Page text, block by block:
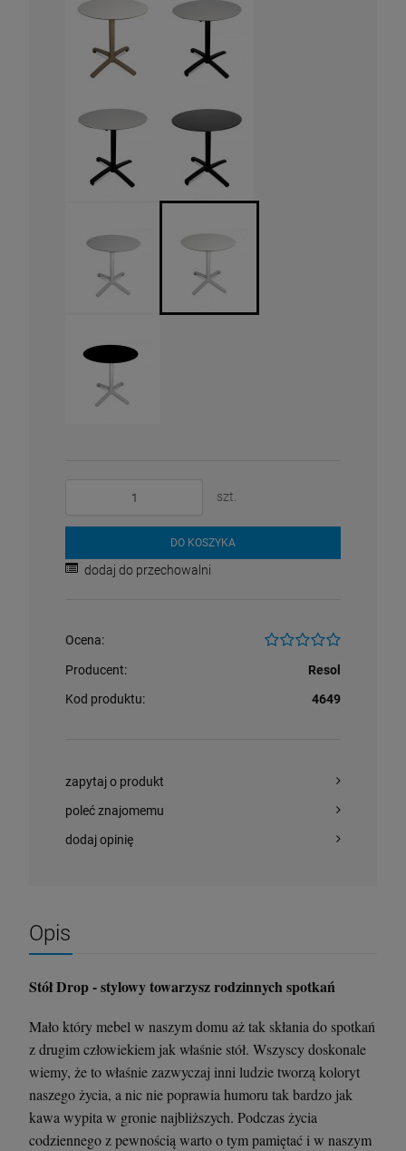
379,00 zł
397,00 zł
szt.
DO KOSZYKA
dodaj do przechowalni
Ocena:
Producent:
Resol
Kod produktu:
4649
zapytaj o produkt
poleć znajomemu
dodaj opinię
Opis
Stół Drop - stylowy towarzysz rodzinnych spotkań
Mało który mebel w naszym domu aż tak skłania do spotkań
z drugim człowiekiem jak właśnie stół. Wszyscy doskonale
wiemy, że to właśnie zazwyczaj inni ludzie tworzą koloryt
naszego życia, a nic nie poprawia humoru tak bardzo jak
kawa wypita w gronie najbliższych. Podczas życia
codziennego z pewnością warto o tym pamiętać i w naszym